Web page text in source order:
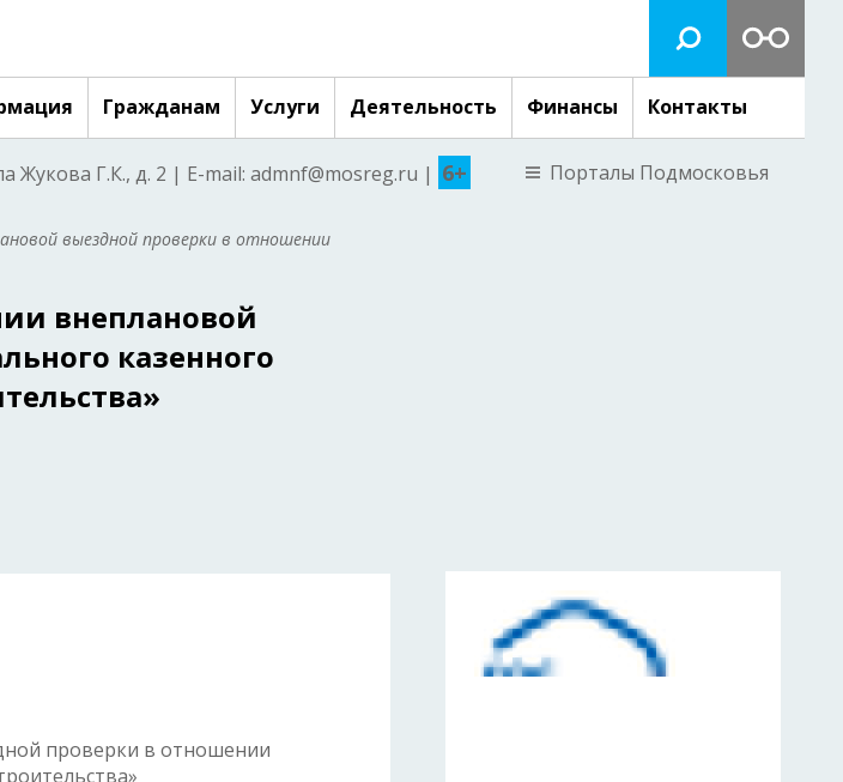
Гражданам Услуги Деятельность Финансы Контакты
Жукова Г.К., д. 2 | E-mail: admnf@mosreg.ru | 6+ Порталы Подмосковья
выездной проверки в отношении
внеплановой
казенного
проверки в отношении